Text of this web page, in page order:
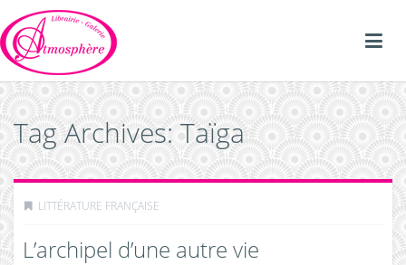
Tag Archives: Taïga
LITTÉRATURE FRANÇAISE
L’archipel d’une autre vie